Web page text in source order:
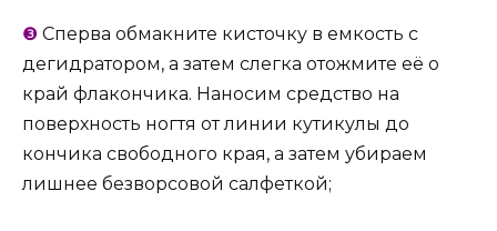
❸ Сперва обмакните кисточку в емкость с
дегидратором, а затем слегка отожмите её о
край флакончика. Наносим средство на
поверхность ногтя от линии кутикулы до
кончика свободного края, а затем убираем
лишнее безворсовой салфеткой;